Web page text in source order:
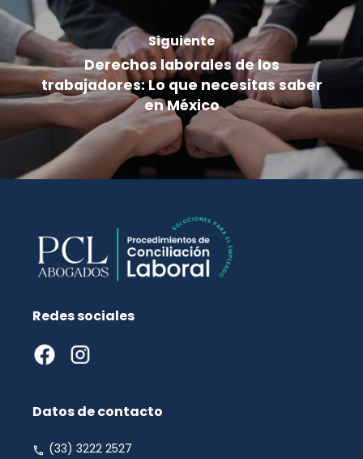
Siguiente
Derechos laborales de los
trabajadores: Lo que necesitas saber
en México
Redes sociales
Datos de contacto
(33) 3222 2527